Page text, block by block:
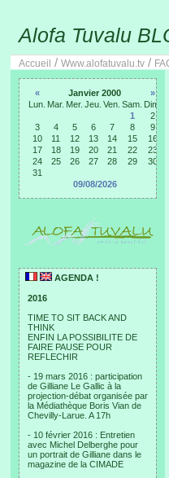
Alofa Tuvalu
Accueil / Www.alofatuvalu.tv /
« Janvier 2000
»
Lun. Mar. Mer. Jeu. Ven. Sam. Dim.
1
2
3
4 5 6 7 8
9
10
11 12 13 14 15
16
17
18 19 20 21 22
23
24
25 26 27 28 29
30
31
09/08/2026
AGENDA !
2016
TIME TO SIT BACK AND
THINK
ENFIN LA POSSIBILITE DE
FAIRE PAUSE POUR
REFLECHIR
- 19 mars 2016 : participation
de Gilliane Le Gallic à la
projection-débat organisée par
la Médiathèque Boris Vian de
Chevilly-Larue. A 17h
- 10 février 2016 : Entretien
avec Michel Delberghe pour
un portrait de Gilliane dans le
magazine de la CIMADE